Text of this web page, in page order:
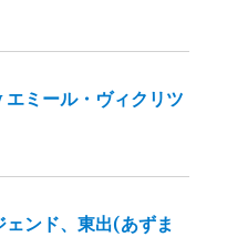
ミール・ヴィクリツ
ンド、東出(あずま